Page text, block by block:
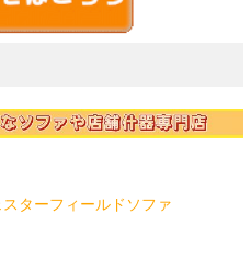
ターフィールドソファ